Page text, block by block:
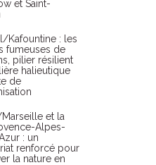
et Saint-
Kafountine : les
fumeuses de
pilier résilient
halieutique
de
et la
Alpes-
: un
renforcé pour
la nature en